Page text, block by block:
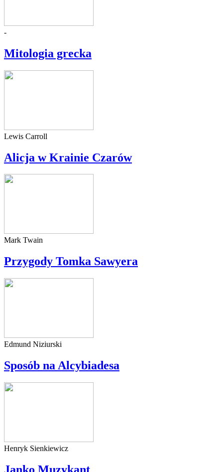
-
Mitologia grecka
Lewis Carroll
Alicja w Krainie Czarów
Mark Twain
Przygody Tomka Sawyera
Edmund Niziurski
Sposób na Alcybiadesa
Henryk Sienkiewicz